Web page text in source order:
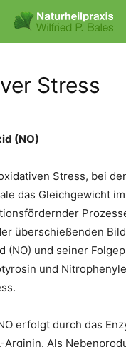
Stress
(NO)
Stress, bei
das Gleichgewicht
überschießenden
(NO) und seiner
und
erfolgt durch das
Arginin. Als